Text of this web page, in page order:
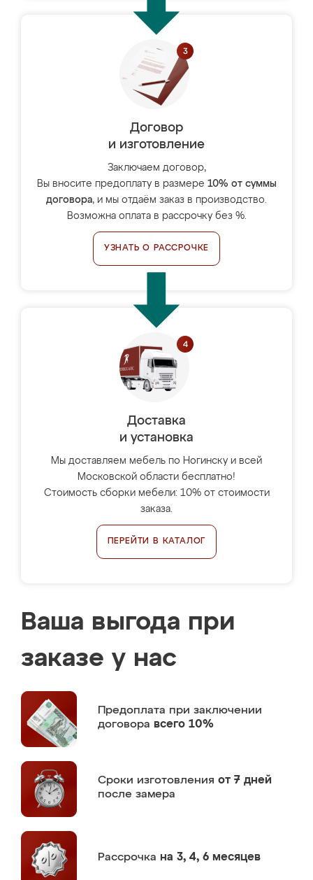
Договор
и изготовление
Заключаем договор,
Вы вносите предоплату в размере 10% от суммы
договора, и мы отдаём заказ в производство.
Возможна оплата в рассрочку без %.
УЗНАТЬ О РАССРОЧКЕ
Доставка
и установка
Мы доставляем мебель по Ногинску и всей
Московской области бесплатно!
Стоимость сборки мебели: 10% от стоимости
заказа.
ПЕРЕЙТИ В КАТАЛОГ
Ваша выгода при
заказе у нас
Предоплата при заключении
договора всего 10%
Сроки изготовления от 7 дней
после замера
Рассрочка на 3, 4, 6 месяцев